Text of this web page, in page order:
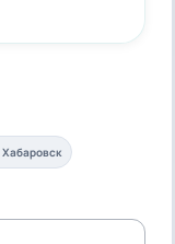
Хабаровск